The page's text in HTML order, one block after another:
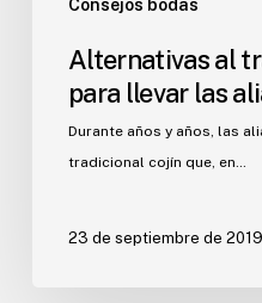
Consejos bodas
Alternativas al
para llevar las
Durante años y años, las
tradicional cojín que, en…
23 de septiembre de 2019